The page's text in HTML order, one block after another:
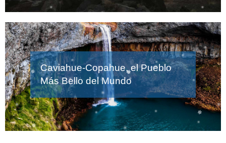
Caviahue-Copahue, el Pueblo
Más Bello del Mundo